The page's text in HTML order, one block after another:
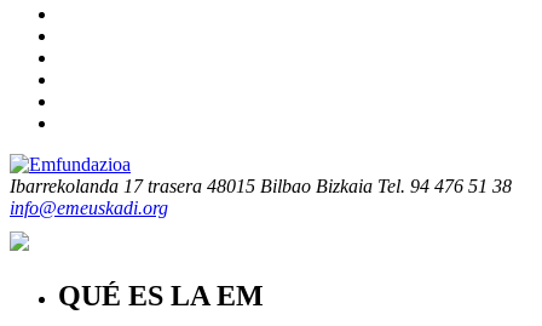
Ibarrekolanda 17 trasera 48015 Bilbao Bizkaia Tel. 94 476 51 38
info@emeuskadi.org
QUÉ ES LA EM